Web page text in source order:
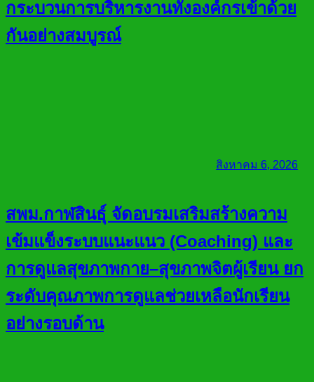
กระบวนการบริหารงานทั้งองค์กรเข้าด้วย
กันอย่างสมบูรณ์
สิงหาคม 6, 2026
สพม.กาฬสินธุ์ จัดอบรมเสริมสร้างความ
เข้มแข็งระบบแนะแนว (Coaching) และ
การดูแลสุขภาพกาย–สุขภาพจิตผู้เรียน ยก
ระดับคุณภาพการดูแลช่วยเหลือนักเรียน
อย่างรอบด้าน